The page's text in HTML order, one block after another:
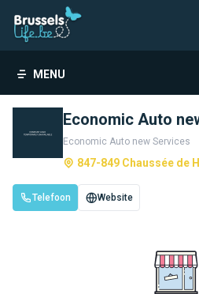
MENU
Economic Auto
Economic Auto new Services
847-849 Chaussée de
Telefoon Website